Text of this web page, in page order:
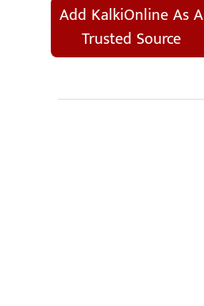
Add KalkiOnline As A
Trusted Source